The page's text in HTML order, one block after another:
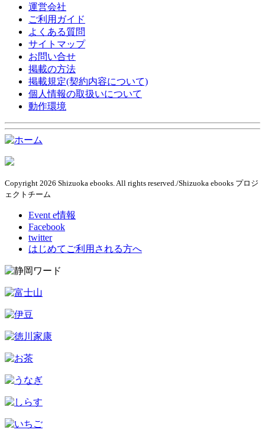
運営会社
ご利用ガイド
よくある質問
サイトマップ
お問い合せ
掲載の方法
掲載規定(契約内容について)
個人情報の取扱いについて
動作環境
Copyright 2026 Shizuoka ebooks. All rights reserved./Shizuoka ebooks プロジ
ェクトチーム
Event e情報
Facebook
twitter
はじめてご利用される方へ